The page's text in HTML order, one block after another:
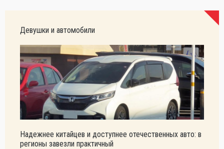
Девушки и автомобили
Надежнее китайцев и доступнее отечественных авто: в
регионы завезли практичный